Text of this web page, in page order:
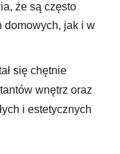
że są często
domowych, jak i w
się chętnie
wnętrz oraz
i estetycznych